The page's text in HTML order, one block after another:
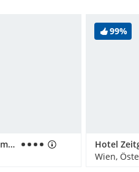
Hotel Der Wilhelmshof
99%
Wien,